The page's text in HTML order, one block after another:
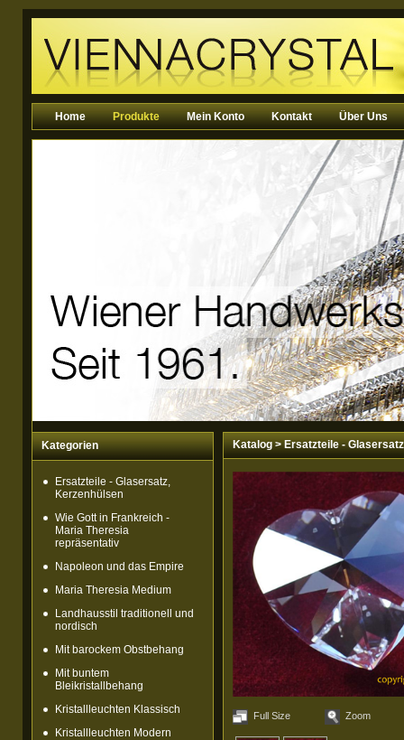
Home Produkte Mein Konto Kontakt Über Uns
Kategorien
Ersatzteile - Glasersatz,
Kerzenhülsen
Wie Gott in Frankreich -
Maria Theresia
repräsentativ
Napoleon und das Empire
Maria Theresia Medium
Landhausstil traditionell und
nordisch
Mit barockem Obstbehang
Mit buntem
Bleikristallbehang
Kristallleuchten Klassisch
Kristallleuchten Modern
Katalog>Ersatzteile -
Full Size Zoom